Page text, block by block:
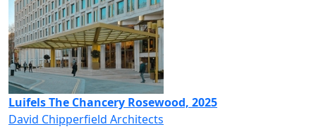
Luifels The Chancery Rosewood, 2025
David Chipperfield Architects